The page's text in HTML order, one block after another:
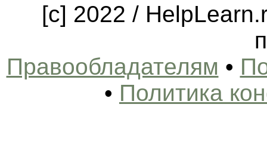
[c] 2022 /
Правообладателям •
• Политика